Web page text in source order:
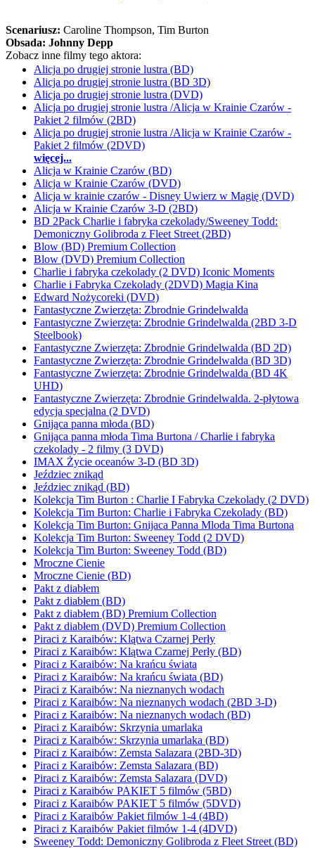
Scenariusz: Caroline Thompson, Tim Burton
Obsada: Johnny Depp
Zobacz inne filmy tego aktora:
Alicja po drugiej stronie lustra (BD)
Alicja po drugiej stronie lustra (BD 3D)
Alicja po drugiej stronie lustra (DVD)
Alicja po drugiej stronie lustra /Alicja w Krainie Czarów -
Pakiet 2 filmów (2BD)
Alicja po drugiej stronie lustra /Alicja w Krainie Czarów -
Pakiet 2 filmów (2DVD)
więcej...
Alicja w Krainie Czarów (BD)
Alicja w Krainie Czarów (DVD)
Alicja w krainie czarów - Disney Uwierz w Magię (DVD)
Alicja w Krainie Czarów 3-D (2BD)
BD 2Pack Charlie i fabryka czekolady/Sweeney Todd:
Demoniczny Golibroda z Fleet Street (2BD)
Blow (BD) Premium Collection
Blow (DVD) Premium Collection
Charlie i fabryka czekolady (2 DVD) Iconic Moments
Charlie i Fabryka Czekolady (2DVD) Magia Kina
Edward Nożycoreki (DVD)
Fantastyczne Zwierzęta: Zbrodnie Grindelwalda
Fantastyczne Zwierzęta: Zbrodnie Grindelwalda (2BD 3-D
Steelbook)
Fantastyczne Zwierzęta: Zbrodnie Grindelwalda (BD 2D)
Fantastyczne Zwierzęta: Zbrodnie Grindelwalda (BD 3D)
Fantastyczne Zwierzęta: Zbrodnie Grindelwalda (BD 4K
UHD)
Fantastyczne Zwierzęta: Zbrodnie Grindelwalda. 2-płytowa
edycja specjalna (2 DVD)
Gnijąca panna młoda (BD)
Gnijąca panna młoda Tima Burtona / Charlie i fabryka
czekolady - 2 filmy (3 DVD)
IMAX Życie oceanów 3-D (BD 3D)
Jeździec znikąd
Jeździec znikąd (BD)
Kolekcja Tim Burton : Charlie I Fabryka Czekolady (2 DVD)
Kolekcja Tim Burton: Charlie i Fabryka Czekolady (BD)
Kolekcja Tim Burton: Gnijaca Panna Mloda Tima Burtona
Kolekcja Tim Burton: Sweeney Todd (2 DVD)
Kolekcja Tim Burton: Sweeney Todd (BD)
Mroczne Cienie
Mroczne Cienie (BD)
Pakt z diabłem
Pakt z diabłem (BD)
Pakt z diabłem (BD) Premium Collection
Pakt z diabłem (DVD) Premium Collection
Piraci z Karaibów: Klątwa Czarnej Perły
Piraci z Karaibów: Klątwa Czarnej Perły (BD)
Piraci z Karaibów: Na krańcu świata
Piraci z Karaibów: Na krańcu świata (BD)
Piraci z Karaibów: Na nieznanych wodach
Piraci z Karaibów: Na nieznanych wodach (2BD 3-D)
Piraci z Karaibów: Na nieznanych wodach (BD)
Piraci z Karaibów: Skrzynia umarlaka
Piraci z Karaibów: Skrzynia umarlaka (BD)
Piraci z Karaibów: Zemsta Salazara (2BD-3D)
Piraci z Karaibów: Zemsta Salazara (BD)
Piraci z Karaibów: Zemsta Salazara (DVD)
Piraci z Karaibów PAKIET 5 filmów (5BD)
Piraci z Karaibów PAKIET 5 filmów (5DVD)
Piraci z Karaibów Pakiet filmów 1-4 (4BD)
Piraci z Karaibów Pakiet filmów 1-4 (4DVD)
Sweeney Todd: Demoniczny Golibroda z Fleet Street (BD)